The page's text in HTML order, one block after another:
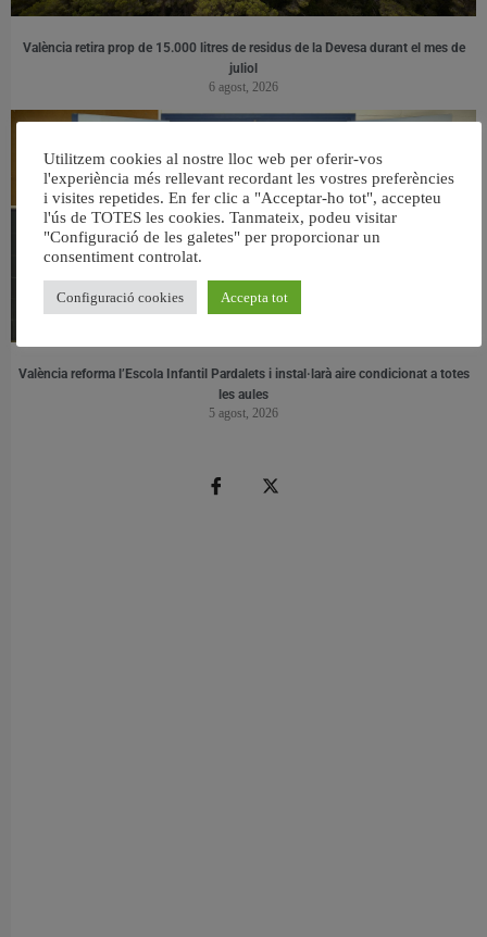
València retira prop de 15.000 litres de residus de la Devesa durant el mes de
juliol
6 agost, 2026
València reforma l’Escola Infantil Pardalets i instal·larà aire condicionat a totes
les aules
5 agost, 2026
Utilitzem cookies al nostre lloc web per oferir-vos
l'experiència més rellevant recordant les vostres preferències
i visites repetides. En fer clic a "Acceptar-ho tot", accepteu
l'ús de TOTES les cookies. Tanmateix, podeu visitar
"Configuració de les galetes" per proporcionar un
consentiment controlat.
Configuració cookies Accepta tot